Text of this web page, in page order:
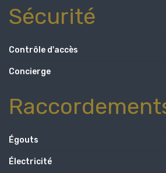
Sécurité
Contrôle d'accès
Concierge
Égouts
Électricité